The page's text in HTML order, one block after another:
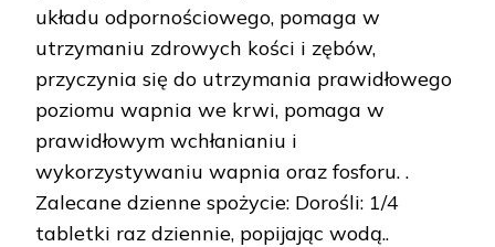
układu odpornościowego, pomaga w
utrzymaniu zdrowych kości i zębów,
przyczynia się do utrzymania prawidłowego
poziomu wapnia we krwi, pomaga w
prawidłowym wchłanianiu i
wykorzystywaniu wapnia oraz fosforu. .
Zalecane dzienne spożycie: Dorośli: 1/4
tabletki raz dziennie, popijając wodą..